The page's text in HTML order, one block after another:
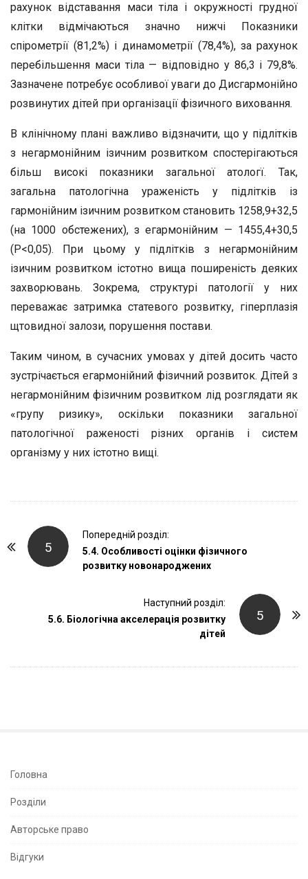
рахунок відставання маси тіла і окружності грудної
клітки відмічаються значно нижчі Показники
спірометрії (81,2%) і динамометрії (78,4%), за рахунок
перебільшення маси тіла — відповідно у 86,3 і 79,8%.
Зазначене потребує особливої уваги до Дисгармонійно
розвинутих дітей при організації фізичного виховання.
В клінічному плані важливо відзначити, що у підлітків
з негармонійним ізичним розвитком спостерігаються
більш високі показники загальної атологї. Так,
загальна патологічна ураженість у підлітків із
гармонійним ізичним розвитком становить 1258,9+32,5
(на 1000 обстежених), з егармонійним — 1455,4+30,5
(Р<0,05). При цьому у підлітків з негармонійним
ізичним розвитком істотно вища поширеність деяких
захворювань. Зокрема, структурі патології у них
переважає затримка статевого розвитку, гіперплазія
щтовидної залози, порушення постави.
Таким чином, в сучасних умовах у дітей досить часто
зустрічається егармонійний фізичний розвиток. Дітей з
негармонійним фізичним розвитком лід розглядати як
«групу ризику», оскільки показники загальної
патологічної раженості різних органів і систем
організму у них істотно вищі.
5
Попередній розділ:
5.4. Особливості оцінки фізичного
розвитку новонароджених
5
Наступний розділ:
5.6. Біологічна акселерація розвитку
дітей
S
e
S
Головна
Розділи
Авторське право
Відгуки